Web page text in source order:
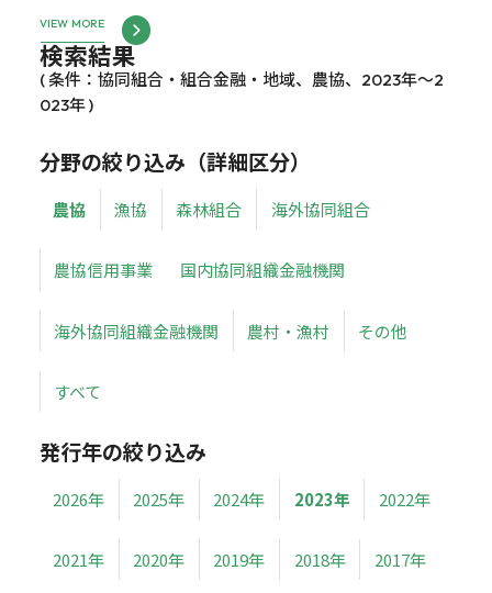
VIEW MORE
検索結果
( 条件：協同組合・組合金融・地域、農協、2023年～2
023年 )
分野の絞り込み（詳細区分）
農協 漁協 森林組合 海外協同組合
農協信用事業 国内協同組織金融機関
海外協同組織金融機関 農村・漁村 その他
すべて
発行年の絞り込み
2026年 2025年 2024年 2023年 2022年
2021年 2020年 2019年 2018年 2017年